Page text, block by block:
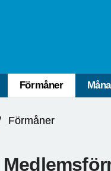
Förmåner
Förmåner